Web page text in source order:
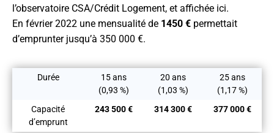
l’observatoire CSA/Crédit Logement, et affichée ici.
En février 2022 une mensualité de 1450 € permettait
d’emprunter jusqu’à 350 000 €.
Durée
15 ans
(0,93 %)
20 ans
(1,03 %)
25 ans
(1,17 %)
Capacité
d’emprunt
243 500€ 314 300€ 377 000€